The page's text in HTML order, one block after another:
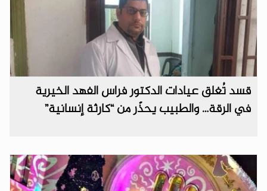
قسد تُغلق عيادات الدكتور فراس الفهد الخيرية
في الرقة… والطبيب يحذّر من “كارثة إنسانية”